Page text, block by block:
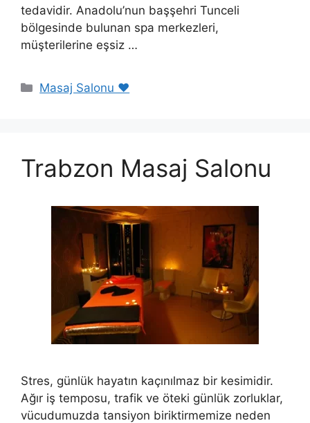
tedavidir. Anadolu’nun başşehri Tunceli
bölgesinde bulunan spa merkezleri,
müşterilerine eşsiz …
Kategoriler
Masaj Salonu ❤️
Trabzon Masaj Salonu
Stres, günlük hayatın kaçınılmaz bir kesimidir.
Ağır iş temposu, trafik ve öteki günlük zorluklar,
vücudumuzda tansiyon biriktirmemize neden